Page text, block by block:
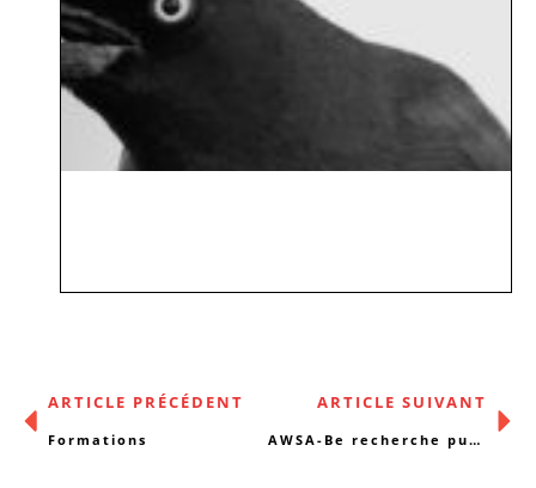
ARTICLE PRÉCÉDENT
Formations
ARTICLE SUIVANT
AWSA-Be recherche public cible